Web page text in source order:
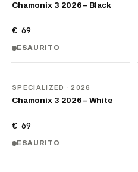
Chamonix 3 2026 – Black
€ 69
ESAURITO
SPECIALIZED · 2026
Chamonix 3 2026 – White
€ 69
ESAURITO